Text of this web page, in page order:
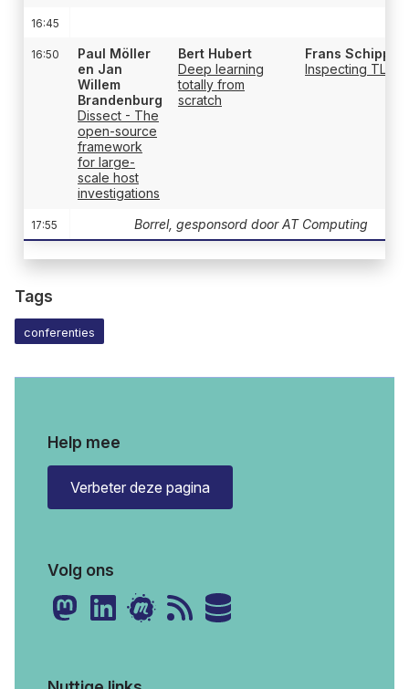
16:45
16:50
Paul Möller
en Jan
Willem
Brandenburg
Dissect - The
open-source
framework
for large-
scale host
investigations
Bert Hubert
Deep learning
totally from
scratch
Frans
Inspecting TLS
17:55 Borrel, gesponsord door AT Computing
Tags
conferenties
Help mee
Verbeter deze pagina
Volg ons